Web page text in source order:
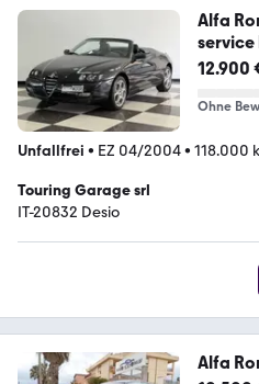
Alfa
12.900
Ohne
Unfallfrei • EZ 04/2004• 118.000
Touring Garage srl
IT-20832 Desio
Alfa